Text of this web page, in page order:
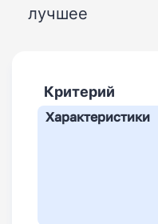
лучшее
Критерий
Характеристики